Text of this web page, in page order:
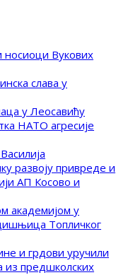
носиоци Вукових
слава у
у Леосавићу
НАТО агресије
развоју привреде и
АП Косово и
академијом у
Топличког
и грдови уручили
из предшколских